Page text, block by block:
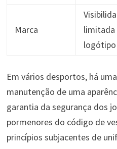
Marca
limitada
logótipo
Em vários desportos, há
manutenção de uma
garantia da segurança dos
pormenores do código de
princípios subjacentes de